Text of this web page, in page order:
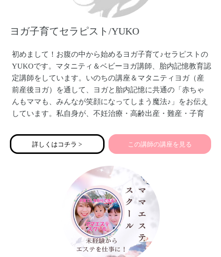
ヨガ子育てセラピスト/YUKO
初めまして！お腹の中から始めるヨガ子育て♪セラピストの
YUKOです。マタニティ＆ベビーヨガ講師、胎内記憶教育認
定講師をしています。いのちの講座＆マタニティヨガ（産
前産後ヨガ）を通して、ヨガと胎内記憶に共通の「赤ちゃ
んもママも、みんなが笑顔になってしまう魔法♪」をお伝え
しています。私自身が、不妊治療・高齢出産・難産・子育
れるのかを、ずっと考え続けてきました。マタニティ～子
育てママの不安やお悩み、ぜひお聞かせください！笑顔の
詳しくはコチラ > この講師の講座を見る